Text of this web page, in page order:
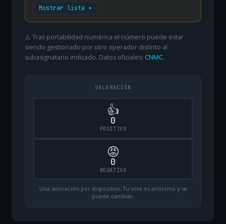
Mostrar lista ▾
⚠️ Tras portabilidad numérica el número puede estar
siendo gestionado por otro operador distinto al
subasignatario indicado. Datos oficiales: CNMC.
VALORACIÓN
👍
0
POSITIVO
😡
0
NEGATIVO
Una valoración por dispositivo. Tu voto es anónimo y se
puede cambiar.